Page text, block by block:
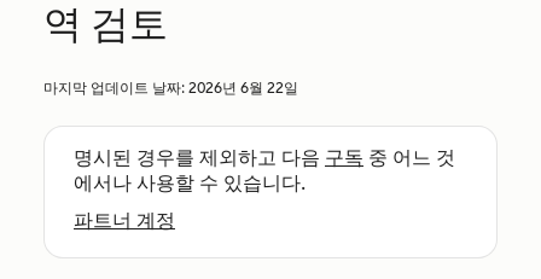
역 검토
마지막 업데이트 날짜: 2026년 6월 22일
명시된 경우를 제외하고 다음 구독 중 어느 것
에서나 사용할 수 있습니다.
파트너 계정